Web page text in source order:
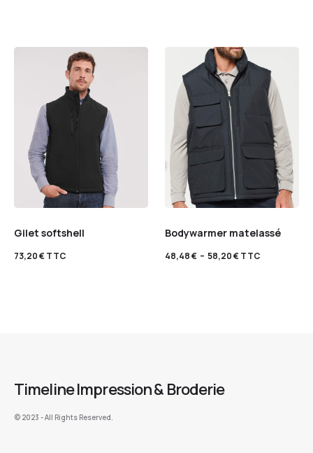
Gilet softshell
73,20€TTC
Bodywarmer matelassé
48,48€ – 58,20€TTC
Timeline Impression & Broderie
©️ 2023 - All Rights Reserved.